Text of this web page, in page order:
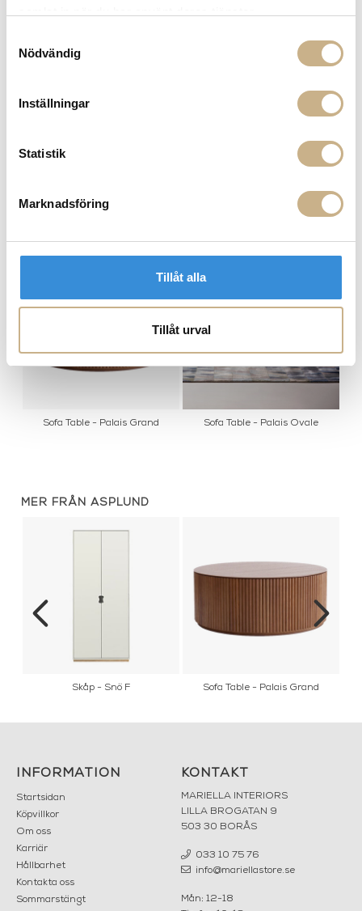
Nödvändig
Inställningar
Statistik
Marknadsföring
Tillåt alla
Tillåt urval
FRÅGA OSS OM PRODUKTEN
SPECIFIKATIONER
Sofa Table - Palais Grand Sofa Table - Palais Ovale
MER FRÅN ASPLUND
Skåp - Snö F Sofa Table - Palais Grand
INFORMATION
Startsidan
Köpvillkor
Om oss
Karriär
Hållbarhet
Kontakta oss
Sommarstängt
KONTAKT
MARIELLA INTERIORS
LILLA BROGATAN 9
503 30 BORÅS
033 10 75 76
info@mariellastore.se
Mån: 12-18